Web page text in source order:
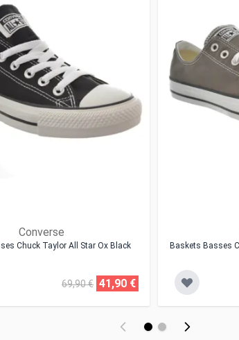
Converse
Chuck Taylor All Star Ox Black
69,90 € 41,90 €
Baskets Basses